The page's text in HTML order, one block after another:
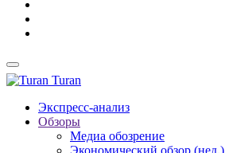
Turan
Экспресс-анализ
Обзоры
Медиа обозрение
Экономический обзор (нед.)